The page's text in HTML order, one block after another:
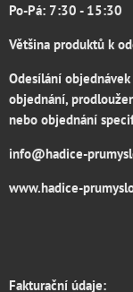
Po-Pá: 7:30 - 15:30
Většina produktů k
Odesílání
objednání,
nebo objednání
info@hadice-
www.hadice-
Fakturační údaje: